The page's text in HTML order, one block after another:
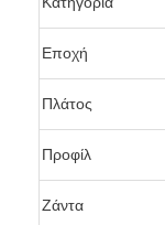
Εποχή
Πλάτος
Προφίλ
Ζάντα